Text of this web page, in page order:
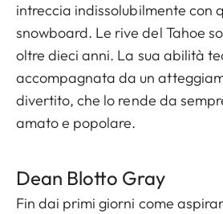
intreccia indissolubilmente con
snowboard. Le rive del Tahoe
oltre dieci anni. La sua abilità
accompagnata da un
divertito, che lo rende da
amato e popolare.
Dean Blott o Gray
Fin dai primi giorni come